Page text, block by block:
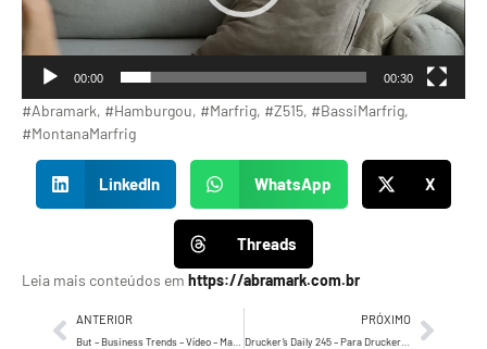
00:00 00:30
#Abramark, #Hamburgou, #Marfrig, #Z515, #BassiMarfrig,
#MontanaMarfrig
LinkedIn WhatsApp X
Threads
Leia mais conteúdos em https://abramark.com.br
ANTERIOR PRÓXIMO
Drucker’s Daily 245 – Para Drucker, os acontecimentos que determinarão o futuro já aconteceram